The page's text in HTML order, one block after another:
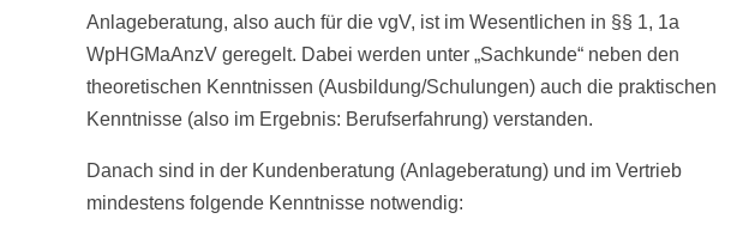
Anlageberatung, also auch für die vgV, ist im Wesentlichen in §§ 1, 1a
WpHGMaAnzV geregelt. Dabei werden unter „Sachkunde“ neben den
theoretischen Kenntnissen (Ausbildung/Schulungen) auch die praktischen
Kenntnisse (also im Ergebnis: Berufserfahrung) verstanden.
Danach sind in der Kundenberatung (Anlageberatung) und im Vertrieb
mindestens folgende Kenntnisse notwendig: